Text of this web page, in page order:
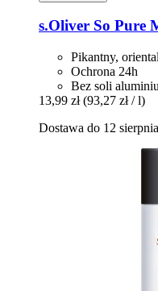
s.Oliver So Pure
Pikantny,
Ochrona 24h
Bez soli
13,99 zł (93,27 zł / l)
Dostawa do 12 sierpnia